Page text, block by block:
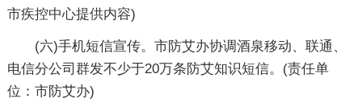
市疾控中心提供内容)
(六)手机短信宣传。市防艾办协调酒泉移动、联通、
电信分公司群发不少于20万条防艾知识短信。(责任单
位：市防艾办)